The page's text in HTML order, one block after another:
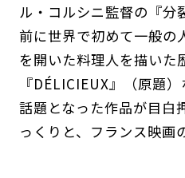
ル・コルシニ監督の『分
前に世界で初めて一般の
を開いた料理人を描いた
『DÉLICIEUX』（原題
話題となった作品が目白
っくりと、フランス映画